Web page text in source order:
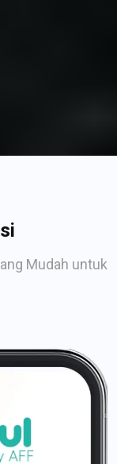
Mudah untuk